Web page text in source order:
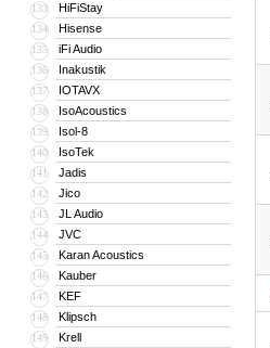
133 HiFiStay
134 Hisense
135 iFi Audio
136 Inakustik
137 IOTAVX
138 IsoAcoustics
139 Isol-8
140 IsoTek
141 Jadis
142 Jico
143 JL Audio
144 JVC
145 Karan Acoustics
146 Kauber
147 KEF
148 Klipsch
149 Krell